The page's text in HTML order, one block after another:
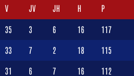
V JV JH H P
35 3 6 16 117
33 7 2 18 115
31 6 7 16 112